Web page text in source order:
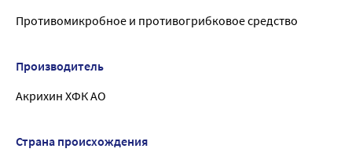
Противомикробное и противогрибковое средство
Производитель
Акрихин ХФК АО
Страна происхождения